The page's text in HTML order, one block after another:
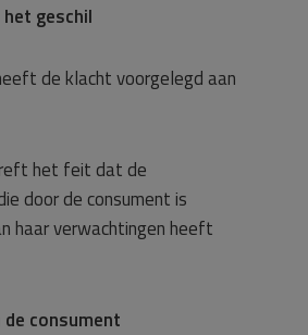
geschil
de klacht voorgelegd aan
het feit dat de
door de consument is
haar verwachtingen heeft
consument